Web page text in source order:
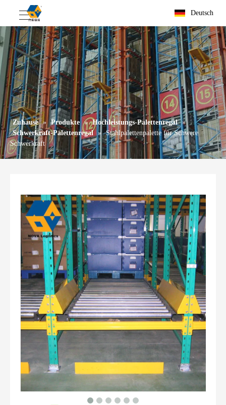
Deutsch
Zuhause » Produkte » Hochleistungs-Palettenregal »
Schwerkraft-Palettenregal » Stahlpalettenpalette für Schwere
Schwerkraft